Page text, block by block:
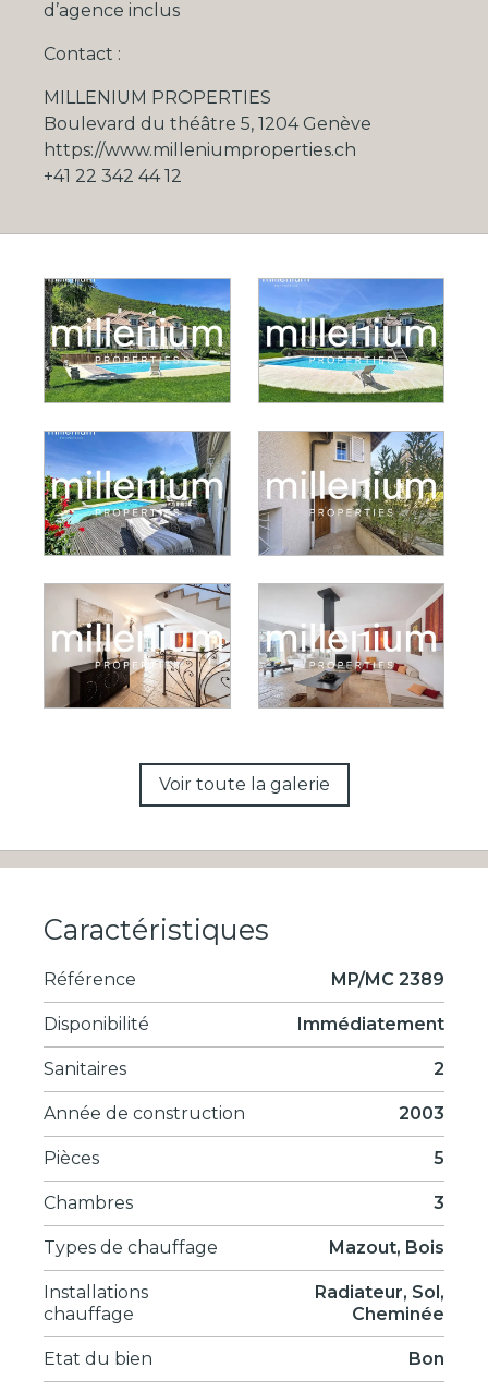
d’agence inclus
Contact :
MILLENIUM PROPERTIES
Boulevard du théâtre 5, 1204 Genève
https://www.milleniumproperties.ch
+41 22 342 44 12
Voir toute la galerie
Caractéristiques
Référence MP/MC 2389
Disponibilité Immédiatement
Sanitaires 2
Année de construction 2003
Pièces 5
Chambres 3
Types de chauffage Mazout, Bois
Installations
chauffage
Radiateur, Sol,
Cheminée
Etat du bien Bon